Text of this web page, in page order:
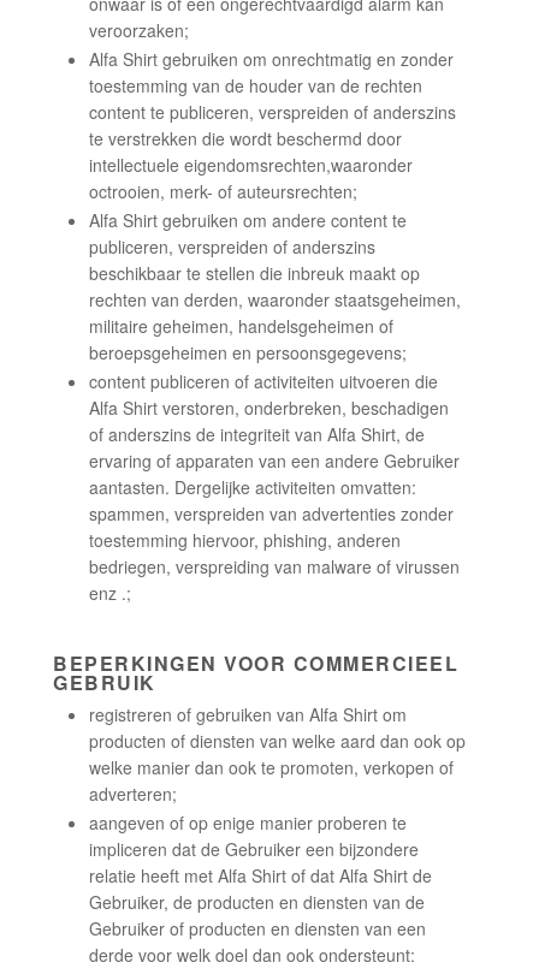
veroorzaken;
Alfa Shirt gebruiken om onrechtmatig en zonder
toestemming van de houder van de rechten
content te publiceren, verspreiden of anderszins
te verstrekken die wordt beschermd door
intellectuele eigendomsrechten,waaronder
octrooien, merk- of auteursrechten;
Alfa Shirt gebruiken om andere content te
publiceren, verspreiden of anderszins
beschikbaar te stellen die inbreuk maakt op
rechten van derden, waaronder staatsgeheimen,
militaire geheimen, handelsgeheimen of
beroepsgeheimen en persoonsgegevens;
content publiceren of activiteiten uitvoeren die
Alfa Shirt verstoren, onderbreken, beschadigen
of anderszins de integriteit van Alfa Shirt, de
ervaring of apparaten van een andere Gebruiker
aantasten. Dergelijke activiteiten omvatten:
spammen, verspreiden van advertenties zonder
toestemming hiervoor, phishing, anderen
bedriegen, verspreiding van malware of virussen
enz .;
BEPERKINGEN VOOR COMMERCIEEL
GEBRUIK
registreren of gebruiken van Alfa Shirt om
producten of diensten van welke aard dan ook op
welke manier dan ook te promoten, verkopen of
adverteren;
aangeven of op enige manier proberen te
impliceren dat de Gebruiker een bijzondere
relatie heeft met Alfa Shirt of dat Alfa Shirt de
Gebruiker, de producten en diensten van de
Gebruiker of producten en diensten van een
derde voor welk doel dan ook ondersteunt;